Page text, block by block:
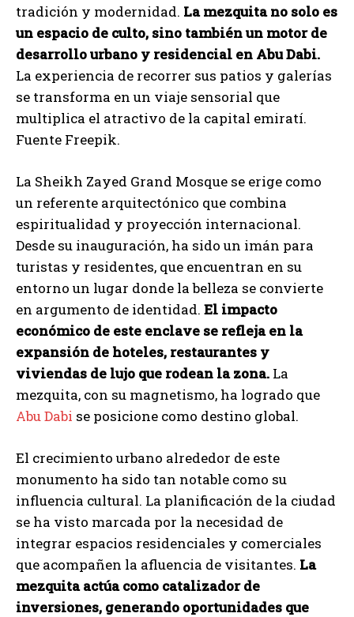
tradición y modernidad. La mezquita no solo es
un espacio de culto, sino también un motor de
desarrollo urbano y residencial en Abu Dabi.
La experiencia de recorrer sus patios y galerías
se transforma en un viaje sensorial que
multiplica el atractivo de la capital emiratí.
Fuente Freepik.
La Sheikh Zayed Grand Mosque se erige como
un referente arquitectónico que combina
espiritualidad y proyección internacional.
Desde su inauguración, ha sido un imán para
turistas y residentes, que encuentran en su
entorno un lugar donde la belleza se convierte
en argumento de identidad. El impacto
económico de este enclave se refleja en la
expansión de hoteles, restaurantes y
viviendas de lujo que rodean la zona. La
mezquita, con su magnetismo, ha logrado que
Abu Dabi se posicione como destino global.
El crecimiento urbano alrededor de este
monumento ha sido tan notable como su
influencia cultural. La planificación de la ciudad
se ha visto marcada por la necesidad de
integrar espacios residenciales y comerciales
que acompañen la afluencia de visitantes. La
mezquita actúa como catalizador de
inversiones, generando oportunidades que